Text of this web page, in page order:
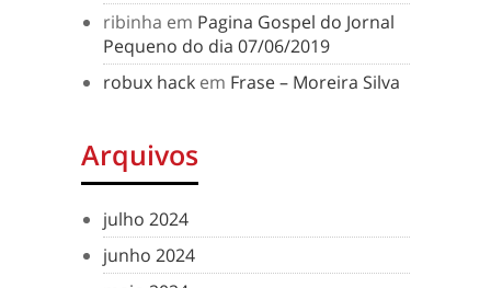
ribinha em Pagina Gospel do Jornal
Pequeno do dia 07/06/2019
robux hack em Frase – Moreira Silva
Arquivos
julho 2024
junho 2024